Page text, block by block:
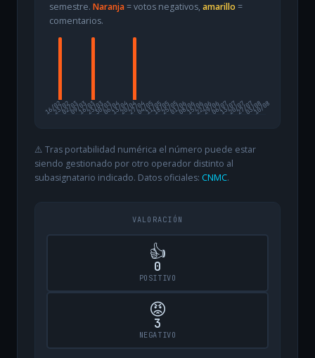
semestre. Naranja= votos negativos, amarillo =
comentarios.
16/02
23/0202/0309/0316/0323/0330/0306/0413/0420/0427/0404/0511/0518/0525/0501/0608/0615/0622/0629/0606/0713/0720/0727/0703/08
10/08
⚠️ Tras portabilidad numérica el número puede estar
siendo gestionado por otro operador distinto al
subasignatario indicado. Datos oficiales: CNMC.
VALORACIÓN
👍
0
POSITIVO
😡
3
NEGATIVO